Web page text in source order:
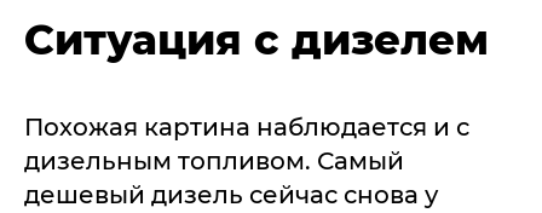
Ситуация с дизелем
Похожая картина наблюдается и с
дизельным топливом. Самый
дешевый дизель сейчас снова у